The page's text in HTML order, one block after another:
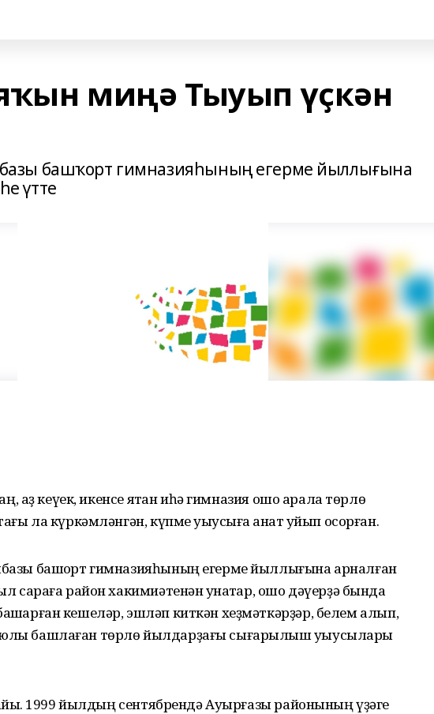
миңә Тыуып үҫкән
башҡорт гимназияһының егерме йыллығына
үтте
аҙ кеүек, икенсе яҡтан иһә гимназия ошо арала төрлө
ла күркәмләнгән, күпме уҡыусыға ҡанат ҡуйып осорған.
башҡорт гимназияһының егерме йыллығына арналған
сараға район хакимиәтенән ҡунаҡтар, ошо дәүерҙә бында
кешеләр, эшләп киткән хеҙмәткәрҙәр, белем алып,
башлаған төрлө йылдарҙағы сығарылыш уҡыусылары
1999 йылдың сентябрендә Ауырғазы районының үҙәге